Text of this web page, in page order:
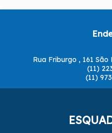
Rua Friburgo , 161
(11)
(11)